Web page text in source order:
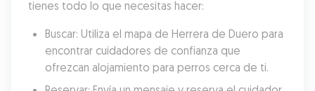
tienes todo lo que necesitas hacer:
Buscar: Utiliza el mapa de Herrera de Duero para
encontrar cuidadores de confianza que
ofrezcan alojamiento para perros cerca de ti.